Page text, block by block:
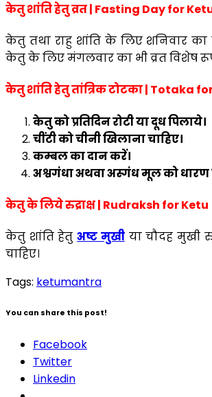
केतु शांति हेतु व्रत | Fasting Day for
केतु तथा राहु शांति के लिए शनिवार का
केतु के लिए मंगलवार का भी व्रत विशेष रूप
केतु शांति हेतु तांत्रिक टोटका | Totaka
केतु को प्रतिदिन रोटी या दूध पिलाये।
चींटी को चीनी खिलाना चाहिए।
कम्बल का दान करें।
अश्वगंधा अथवा अस्गंध मूल को धारण
केतु के लिये रुद्राक्ष | Rudraksh for Ketu
केतु शांति हेतुअष्ट मुखीया चौदह मुखी
चाहिए।
Tags: ketumantra
You can share this post!
Facebook
Twitter
Linkedin